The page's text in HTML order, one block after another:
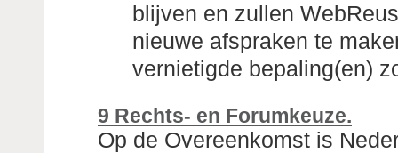
blijven en zullen
nieuwe afspraken te
vernietigde bepaling(en)
9 Rechts- en Forumkeuze.
Op de Overeenkomst is